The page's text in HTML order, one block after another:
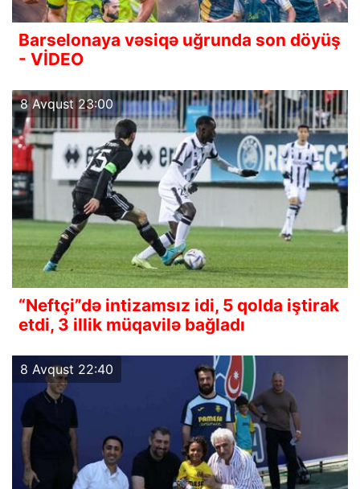
Barselonaya vəsiqə uğrunda son döyüş
- VİDEO
8 Avqust 23:00
“Neftçi”də intizamsız idi, 5 qolda iştirak
etdi, 3 illik müqavilə bağladı
8 Avqust 22:40